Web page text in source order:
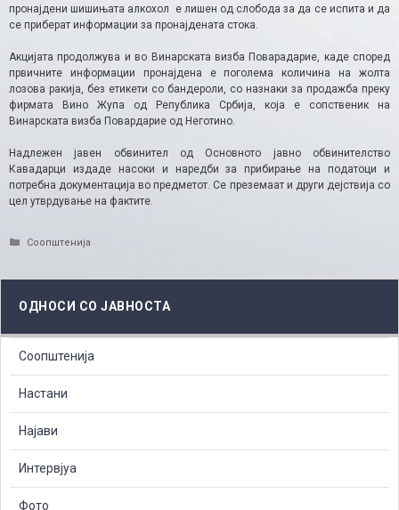
пронајдени шишињата алкохол е лишен од слобода за да се испита и да
се приберат информации за пронајдената стока.
Акцијата продолжува и во Винарската визба Поварадарие, каде според
првичните информации пронајдена е поголема количина на жолта
лозова ракија, без етикети со бандероли, со назнаки за продажба преку
фирмата Вино Жупа од Република Србија, која е сопственик на
Винарската визба Повардарие од Неготино.
Надлежен јавен обвинител од Основното јавно обвинителство
Кавадарци издаде насоки и наредби за прибирање на податоци и
потребна документација во предметот. Се преземаат и други дејствија со
цел утврдување на фактите.
Categories
Соопштенија
ОДНОСИ СО ЈАВНОСТА
Соопштенија
Настани
Најави
Интервјуа
Фото